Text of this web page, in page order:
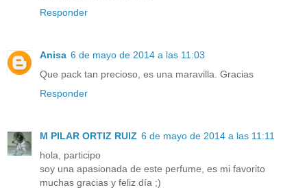
Responder
Anisa 6 de mayo de 2014 a las 11:03
Que pack tan precioso, es una maravilla. Gracias
Responder
M PILAR ORTIZ RUIZ 6 de mayo de 2014 a las 11:11
hola, participo
soy una apasionada de este perfume, es mi favorito
muchas gracias y feliz día ;)